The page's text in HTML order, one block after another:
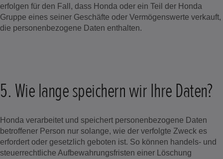
erfolgen für den Fall, dass Honda oder ein Teil der Honda
Gruppe eines seiner Geschäfte oder Vermögenswerte verkauft,
die personenbezogene Daten enthalten.
5. Wie lange speichern wir Ihre Daten?
Honda verarbeitet und speichert personenbezogene Daten
betroffener Person nur solange, wie der verfolgte Zweck es
erfordert oder gesetzlich geboten ist. So können handels- und
steuerrechtliche Aufbewahrungsfristen einer Löschung